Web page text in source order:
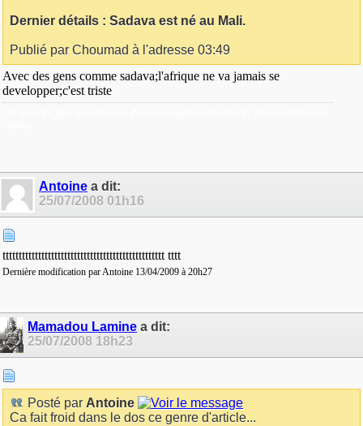
Dernier détails : Sadava est né au Mali.
Publié par Choumad à l'adresse 03:49
Avec des gens comme sadava;l'afrique ne va jamais se
developper;c'est triste
Antoine a dit:
25/07/2008 01h16
tttttttttttttttttttttttttttttttttttttttttttttttttt tttt
Dernière modification par Antoine 13/04/2009 à 20h27
Mamadou Lamine a dit:
25/07/2008 18h23
Posté par Antoine
Ca fait froid dans le dos ce genre d'article...